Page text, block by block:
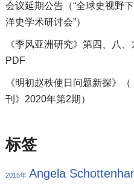
会议延期公告（“全球史视野
洋史学术研讨会”）
《季风亚洲研究》第四、八
PDF
《明初赵秩使日问题新探》
刊》2020年第2期）
标签
2015年 Angela